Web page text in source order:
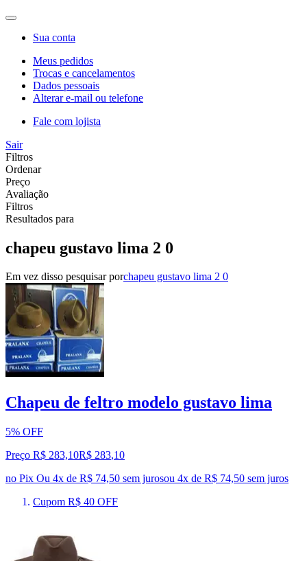
Sua conta
Meus pedidos
Trocas e cancelamentos
Dados pessoais
Alterar e-mail ou telefone
Fale com lojista
Sair
Filtros
Ordenar
Preço
Avaliação
Filtros
Resultados para
chapeu gustavo lima 2 0
Em vez disso pesquisar porchapeu gustavo lima 2 0
Chapeu de feltro modelo gustavo lima
5% OFF
Preço R$ 283,10R$ 283,10
no Pix Ou 4x de R$ 74,50 sem jurosou 4x de R$ 74,50 sem juros
Cupom R$ 40 OFF